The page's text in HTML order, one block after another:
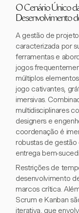
O Cenário Único
Desenvolvimento
A gestão de
caracterizada por
ferramentas e
jogos
múltiplos
jogo cativantes,
imersivas.
multidisciplinares
designers e
coordenação é
robustas de
entrega bem-
Restrições de
desenvolvimento
marcos crítica.
Scrum e Kanban
iterativa, que